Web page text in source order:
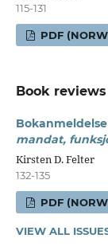
115-131
PDF
Book reviews
mandat,
Kirsten D. Felter
132-135
PDF
VIEW ALL